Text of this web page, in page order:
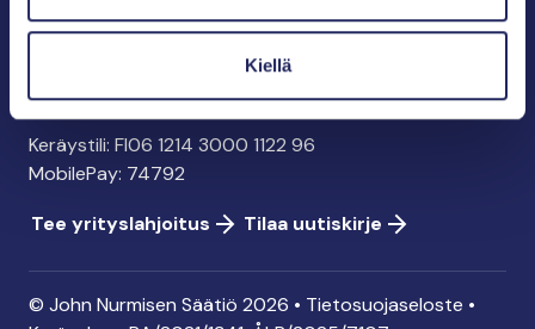
Kiellä
Kaikki yhteystiedot
Tee lahjoitus
Keräystili: FI06 1214 3000 1122 96
MobilePay: 74792
Tee yrityslahjoitus
Tilaa uutiskirje
© John Nurmisen Säätiö 2026 • Tietosuojaseloste •